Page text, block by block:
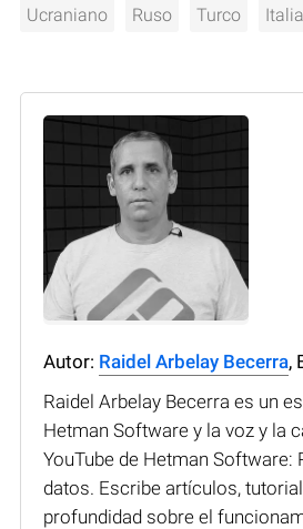
Ucraniano Ruso Turco
Autor: Raidel Arbelay Becerra,
Raidel Arbelay Becerra es un
Hetman Software y la voz y la
YouTube de Hetman Software:
datos. Escribe artículos,
profundidad sobre el